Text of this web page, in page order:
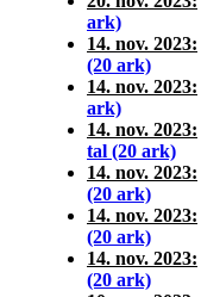
ark)
14. nov. 2023:
(20 ark)
14. nov. 2023:
ark)
14. nov. 2023:
tal (20 ark)
14. nov. 2023:
(20 ark)
14. nov. 2023:
(20 ark)
14. nov. 2023:
(20 ark)